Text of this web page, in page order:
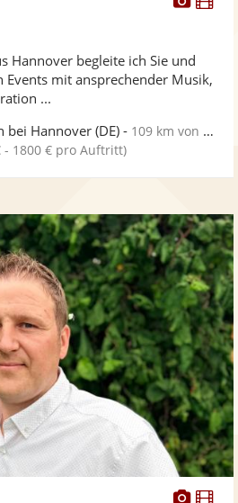
Fotos
Hannover begleite ich Sie und
Events mit ansprechender Musik,
...
bei Hannover(DE) - 109 km von Nordhausen
- 1800 € pro Auftritt)